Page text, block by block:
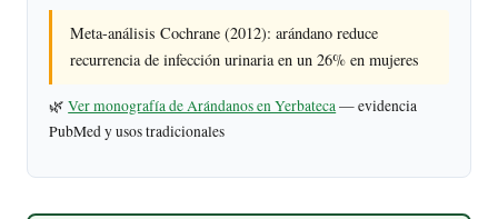
Meta-análisis Cochrane (2012): arándano reduce
recurrencia de infección urinaria en un 26% en mujeres
🌿Ver monografía de Arándanos en Yerbateca— evidencia
PubMed y usos tradicionales